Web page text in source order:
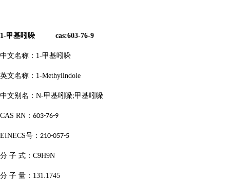
1-甲基吲哚 cas:603-76-9
中文名称： 1-甲基吲哚
英文名称： 1-Methylindole
中文别名： N-甲基吲哚;甲基吲哚
CAS RN ： 603-76-9
EINECS号： 210-057-5
分 子 式： C9H9N
分 子 量： 131.1745